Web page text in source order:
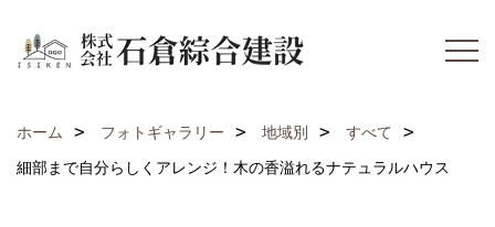
ホーム フォトギャラリー 地域別
すべて
細部まで自分らしくアレンジ！木の香溢れるナテュラルハウス